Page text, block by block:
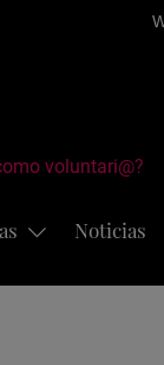
voluntari@?
Noticias